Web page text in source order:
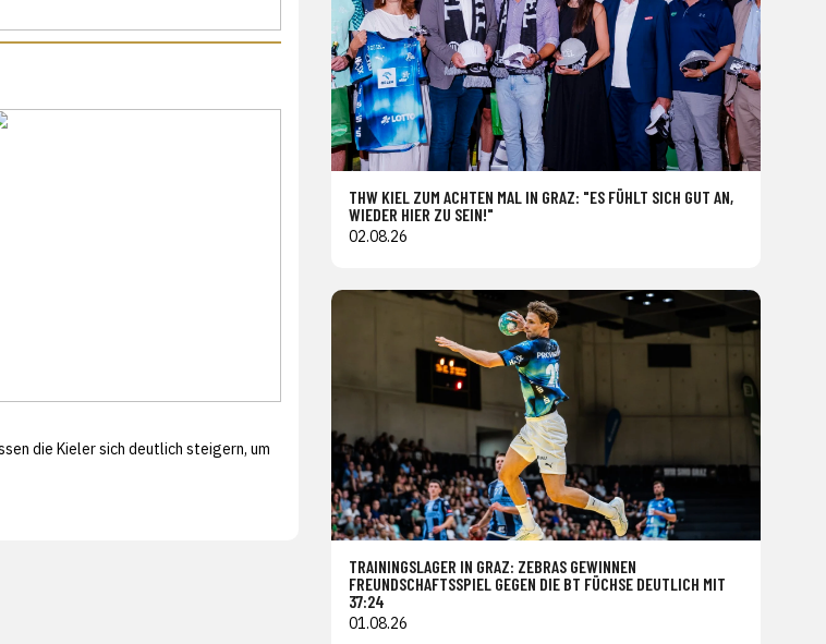
die Kieler sich deutlich steigern, um
THW KIEL ZUM ACHTEN MAL IN GRAZ: "ES FÜHLT SICH GUT AN,
WIEDER HIER ZU SEIN!"
02.08.26
TRAININGSLAGER IN GRAZ: ZEBRAS GEWINNEN
FREUNDSCHAFTSSPIEL GEGEN DIE BT FÜCHSE DEUTLICH MIT
37:24
01.08.26